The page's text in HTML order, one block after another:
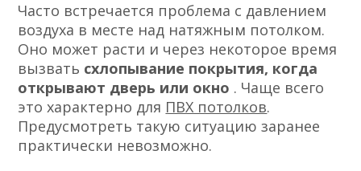
Часто встречается проблема с давлением
воздуха в месте над натяжным потолком.
Оно может расти и через некоторое время
вызвать схлопывание покрытия, когда
открывают дверь или окно . Чаще всего
это характерно для ПВХ потолков.
Предусмотреть такую ситуацию заранее
практически невозможно.